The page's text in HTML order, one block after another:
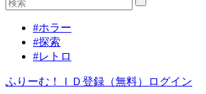
#ホラー
#探索
#レトロ
ふりーむ！ＩＤ登録（無料） ログイン